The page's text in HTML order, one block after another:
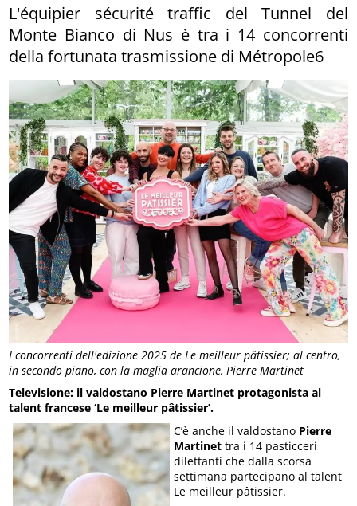
I concorrenti dell'edizione 2025 de Le meilleur pâtissier; al centro,
in secondo piano, con la maglia arancione, Pierre Martinet
L'équipier sécurité traffic del Tunnel del
Monte Bianco di Nus è tra i 14 concorrenti
della fortunata trasmissione di Métropole6
Televisione: il valdostano Pierre Martinet protagonista al
talent francese ‘Le meilleur pâtissier’.
C’è anche il valdostano Pierre
Martinet tra i 14 pasticceri
dilettanti che dalla scorsa
settimana partecipano al talent
Le meilleur pâtissier.